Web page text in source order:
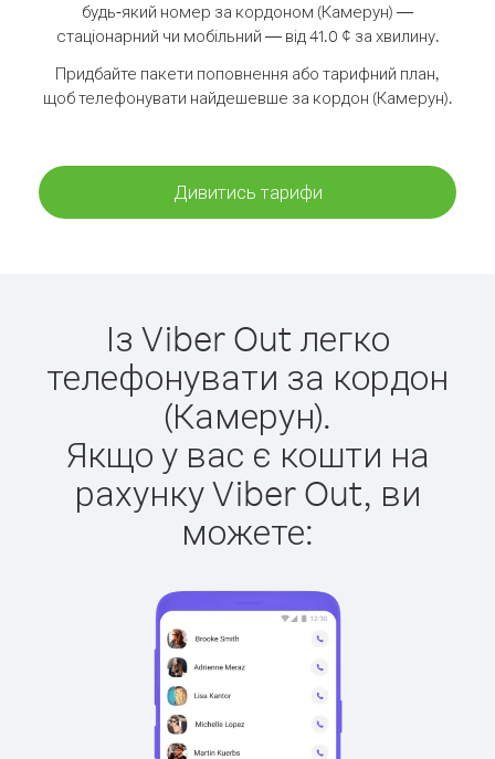
будь-який номер за кордоном (Камерун) —
стаціонарний чи мобільний — від 41.0 ¢ за хвилину.
Придбайте пакети поповнення або тарифний план,
щоб телефонувати найдешевше за кордон (Камерун).
Дивитись тарифи
Із Viber Out легко
телефонувати за кордон
(Камерун).
Якщо у вас є кошти на
рахунку Viber Out, ви
можете: